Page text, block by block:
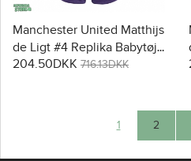
Manchester United Matthijs
de Ligt #4 Replika Babytøj
Udebanesæt Børn 2025-26
204.50DKK 716.13DKK
1 2